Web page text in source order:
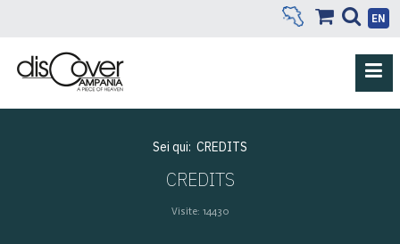
EN
Sei qui: CREDITS
CREDITS
Visite: 14430